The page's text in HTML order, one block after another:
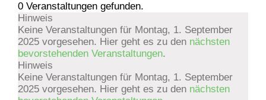
0 Veranstaltungen gefunden.
Veranstaltungen
für
Montag,
Hinweis
Keine Veranstaltungen für Montag, 1. September
2025 vorgesehen. Hier geht es zu den nächsten
bevorstehenden Veranstaltungen.
Hinweis
Keine Veranstaltungen für Montag, 1. September
2025 vorgesehen. Hier geht es zu den nächsten